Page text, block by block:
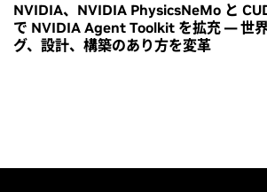
NVIDIA、NVIDIA PhysicsNeMo と
で NVIDIA Agent Toolkit を拡充 ― 世
グ、設計、構築のあり方を変革